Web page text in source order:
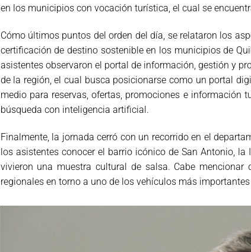
en los municipios con vocación turística, el cual se
Cómo últimos puntos del orden del día, se relataron los
certificación de destino sostenible en los municipios de
asistentes observaron el portal de información, gestión y
de la región, el cual busca posicionarse como un portal
medio para reservas, ofertas, promociones e información
búsqueda con inteligencia artificial.
Finalmente, la jornada cerró con un recorrido en el
los asistentes conocer el barrio icónico de San Antonio,
vivieron una muestra cultural de salsa. Cabe
regionales en torno a uno de los vehículos más